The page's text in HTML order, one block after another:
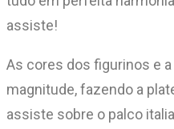
assiste!
As cores dos figurinos e
magnitude, fazendo a
assiste sobre o palco